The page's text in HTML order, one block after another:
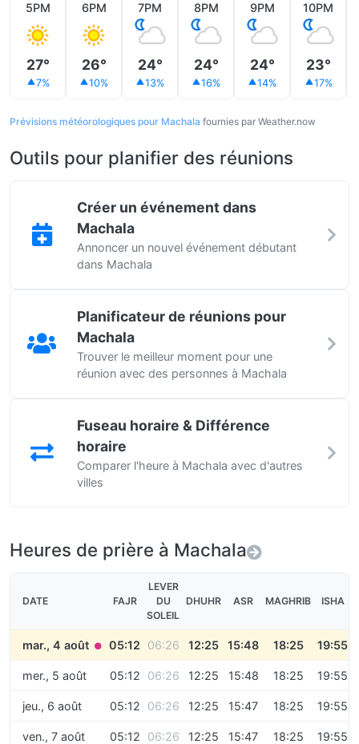
5PM
27°
7%
6PM
26°
10%
7PM
24°
13%
8PM
24°
16%
9PM
24°
14%
10PM
23°
17%
Prévisions météorologiques pour Machala fournies par Weather.now
Outils pour planifier des réunions
Créer un événement dans
Machala
Annoncer un nouvel événement débutant
dans Machala
Planificateur de réunions pour
Machala
Trouver le meilleur moment pour une
réunion avec des personnes à Machala
Fuseau horaire & Différence
horaire
Comparer l'heure à Machala avec d'autres
villes
Heures de prière à Machala
DATE FAJR
LEVER
DU
SOLEIL
DHUHR ASR MAGHRIB ISHA
mar., 4 août ● 05:12 06:26 12:25 15:48 18:25 19:55
mer., 5 août 05:12 06:26 12:25 15:48 18:25 19:55
jeu., 6 août 05:12 06:26 12:25 15:47 18:25 19:55
ven., 7 août 05:12 06:26 12:25 15:47 18:25 19:55